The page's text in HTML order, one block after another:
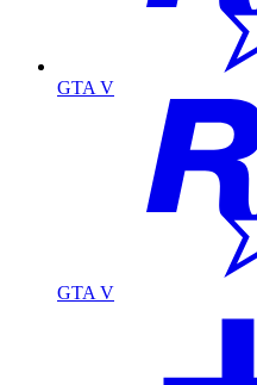
GTA V
GTA V